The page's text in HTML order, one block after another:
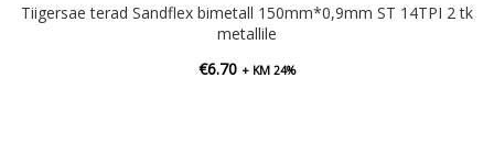
Tiigersae terad Sandflex bimetall 150mm*0,9mm ST 14TPI 2 tk
metallile
€6.70 + KM 24%